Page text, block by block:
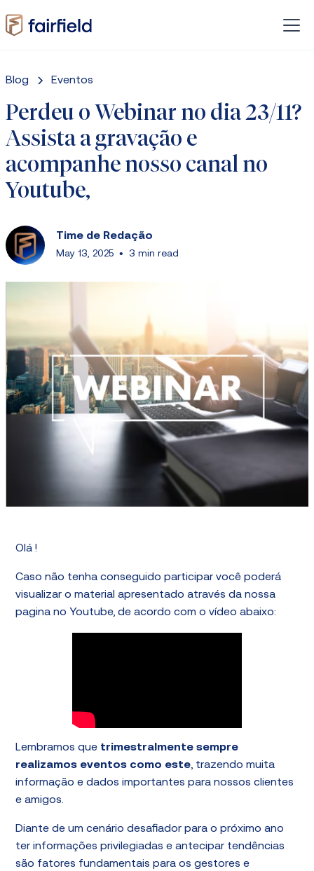
Blog Eventos
Perdeu o Webinar no dia 23/11?
Assista a gravação e
acompanhe nosso canal no
Youtube,
Time de Redação
May 13, 2025 • 3 min read
Olá !
Caso não tenha conseguido participar você poderá
visualizar o material apresentado através da nossa
pagina no Youtube, de acordo com o vídeo abaixo:
Lembramos que trimestralmente sempre
realizamos eventos como este, trazendo muita
informação e dados importantes para nossos clientes
e amigos.
Diante de um cenário desafiador para o próximo ano
ter informações privilegiadas e antecipar tendências
são fatores fundamentais para os gestores e